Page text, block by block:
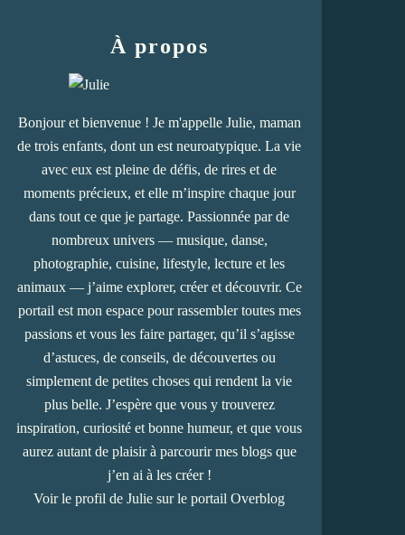
À propos
Bonjour et bienvenue ! Je m'appelle Julie, maman
de trois enfants, dont un est neuroatypique. La vie
avec eux est pleine de défis, de rires et de
moments précieux, et elle m’inspire chaque jour
dans tout ce que je partage. Passionnée par de
nombreux univers — musique, danse,
photographie, cuisine, lifestyle, lecture et les
animaux — j’aime explorer, créer et découvrir. Ce
portail est mon espace pour rassembler toutes mes
passions et vous les faire partager, qu’il s’agisse
d’astuces, de conseils, de découvertes ou
simplement de petites choses qui rendent la vie
plus belle. J’espère que vous y trouverez
inspiration, curiosité et bonne humeur, et que vous
aurez autant de plaisir à parcourir mes blogs que
j’en ai à les créer !
Voir le profil de Julie sur le portail Overblog